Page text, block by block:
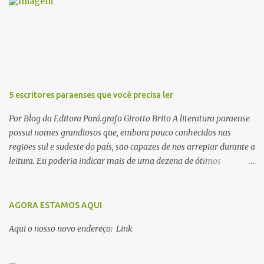
5 escritores paraenses que você precisa ler
Por Blog da Editora Pará.grafo Girotto Brito A literatura paraense
possui nomes grandiosos que, embora pouco conhecidos nas
regiões sul e sudeste do país, são capazes de nos arrepiar durante a
leitura. Eu poderia indicar mais de uma dezena de ótimos
1. Dalcídio Jurandir Nascido na cidade de Ponta de Pedras, Ilha do
dos quais 10 formam o chamado Ciclo do Extremo Norte -- uma
AGORA ESTAMOS AQUI
Aqui o nosso novo endereço: Link